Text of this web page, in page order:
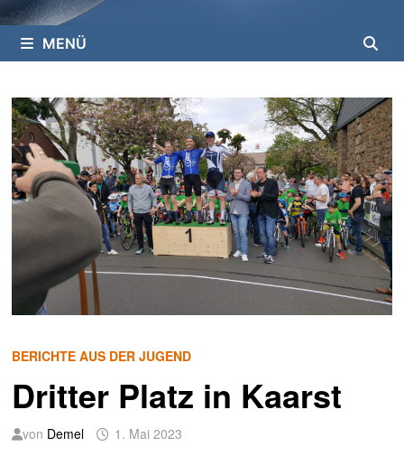
MENÜ
BERICHTE AUS DER JUGEND
Dritter Platz in Kaarst
von Demel 1. Mai 2023